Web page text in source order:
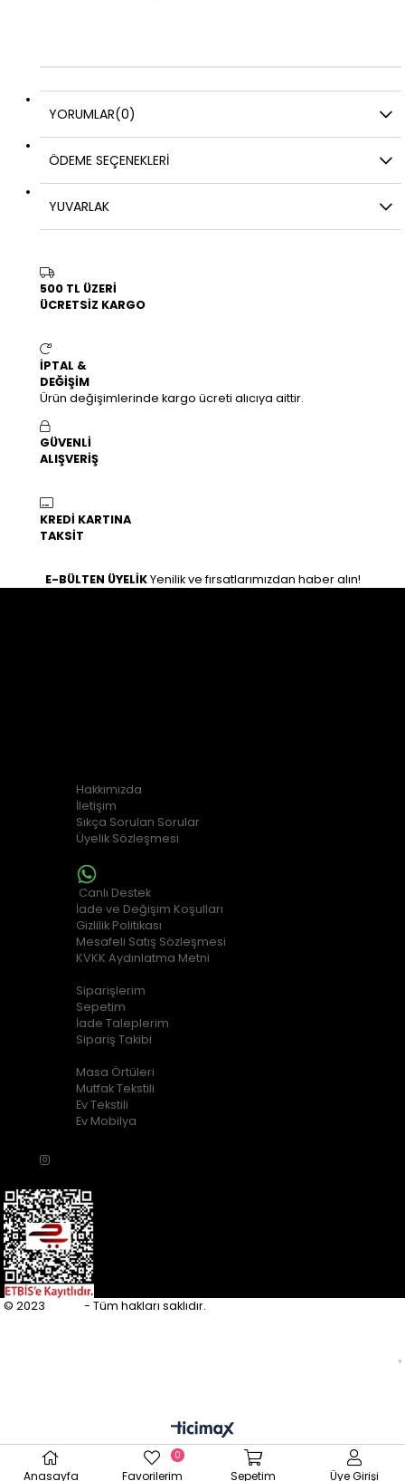
YORUMLAR(0)
ÖDEME SEÇENEKLERI
YUVARLAK
500 TL ÜZERİ
ÜCRETSİZ KARGO
İPTAL &
DEĞİŞİM
Ürün değişimlerinde kargo ücreti alıcıya aittir.
GÜVENLİ
ALIŞVERİŞ
KREDİ KARTINA
TAKSİT
E-BÜLTEN ÜYELİK Yenilik ve fırsatlarımızdan haber alın!
Hakkımızda
İletişim
Sıkça Sorulan Sorular
Üyelik Sözleşmesi
Canlı Destek
İade ve Değişim Koşulları
Gizlilik Politikası
Mesafeli Satış Sözleşmesi
KVKK Aydınlatma Metni
Siparişlerim
Sepetim
İade Taleplerim
Sipariş Takibi
Masa Örtüleri
Mutfak Tekstili
Ev Tekstili
Ev Mobilya
© 2023 Eupfly- Tüm hakları saklıdır.
Anasayfa Favorilerim
0
Sepetim Üye Girişi